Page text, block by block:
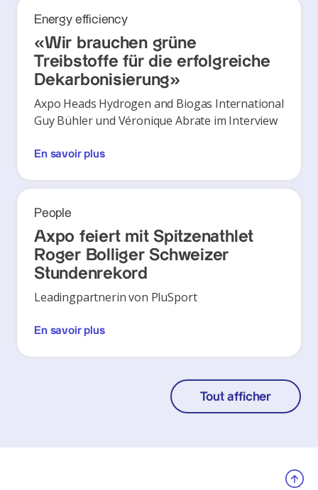
Energy efficiency
«Wir brauchen grüne
Treibstoffe für die erfolgreiche
Dekarbonisierung»
Axpo Heads Hydrogen and Biogas International
Guy Bühler und Véronique Abrate im Interview
En savoir plus
People
Axpo feiert mit Spitzenathlet
Roger Bolliger Schweizer
Stundenrekord
Leadingpartnerin von PluSport
En savoir plus
Tout afficher